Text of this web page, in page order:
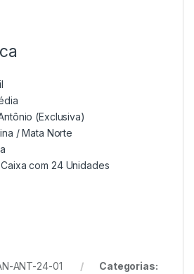
(Exclusiva)
/ Mata Norte
Caixa com 24 Unidades
ANT-24-01
Categorias: